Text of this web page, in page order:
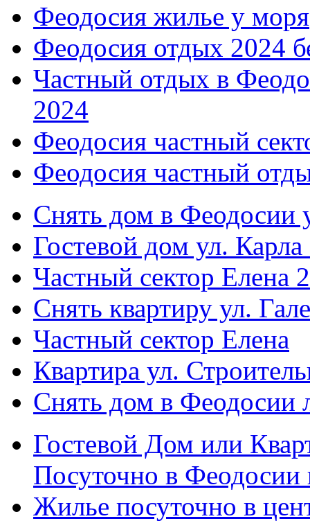
Феодосия жилье у моря
Феодосия отдых 2024
Частный отдых в
2024
Феодосия частный
Феодосия частный
Снять дом в Феодосии
Гостевой дом ул.
Частный сектор Елена 2
Снять квартиру ул.
Частный сектор Елена
Квартира ул.
Снять дом в Феодосии
Гостевой Дом или
Посуточно в Феодосии
Жилье посуточно в